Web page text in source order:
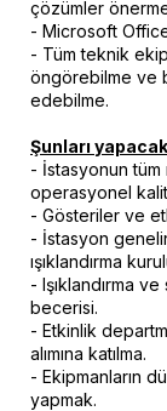
çözümler
- Microsoft
- Tüm teknik
öngörebilme ve
edebilme.
Şunları
- İstasyonun tüm
operasyonel
- Gösteriler ve
- İstasyon
ışıklandırma
- Işıklandırma
becerisi.
- Etkinlik
alımına katılma.
- Ekipmanların
yapmak.